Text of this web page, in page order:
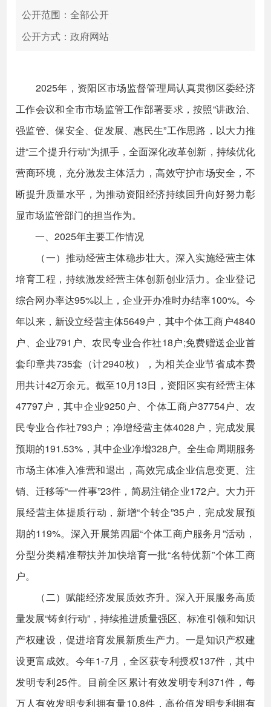
公开范围：全部公开
公开方式：政府网站
2025年，资阳区市场监督管理局认真贯彻区委经济
工作会议和全市市场监管工作部署要求，按照“讲政治、
强监管、保安全、促发展、惠民生”工作思路，以大力推
进“三个提升行动”为抓手，全面深化改革创新，持续优化
营商环境，充分激发主体活力，高效守护市场安全，不
断提升质量水平，为推动资阳经济持续回升向好努力彰
显市场监管部门的担当作为。
一、2025年主要工作情况
（一）推动经营主体稳步壮大。深入实施经营主体
培育工程，持续激发经营主体创新创业活力。企业登记
综合网办率达95%以上，企业开办准时办结率100%。今
年以来，新设立经营主体5649户，其中个体工商户4840
户、企业791户、农民专业合作社18户;免费赠送企业首
套印章共735套（计2940枚），为相关企业节省成本费
用共计42万余元。截至10月13日，资阳区实有经营主体
47797户，其中企业9250户、个体工商户37754户、农
民专业合作社793户；净增经营主体4028户，完成发展
预期的191.53%，其中企业净增328户。全生命周期服务
市场主体准入准营和退出，高效完成企业信息变更、注
销、迁移等“一件事”23件，简易注销企业172户。大力开
展经营主体提质行动，新增“个转企”35户，完成发展预
期的119%。深入开展第四届“个体工商户服务月”活动，
分型分类精准帮扶并加快培育一批“名特优新”个体工商
户。
（二）赋能经济发展质效齐升。深入开展服务高质
量发展“铸剑行动”，持续推进质量强区、标准引领和知识
产权建设，促进培育发展新质生产力。一是知识产权建
设更富成效。今年1-7月，全区获专利授权137件，其中
发明专利25件。目前全区累计有效发明专利371件，每
万人有效发明专利拥有量10.8件，高价值发明专利拥有